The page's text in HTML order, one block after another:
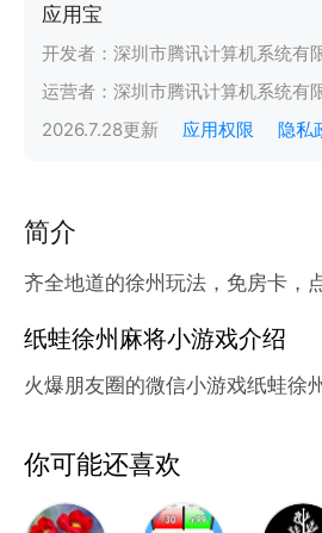
应用宝
开发者： 深圳市腾讯计算机系统有
运营者： 深圳市腾讯计算机系统有
2026.7.28更新 应用权限 隐私
简介
齐全地道的徐州玩法，免房卡，
纸蛙徐州麻将小游戏介绍
火爆朋友圈的微信小游戏纸蛙徐
应用宝为腾讯官方游戏平台，收
度精品小游戏。直接搜索或者在
你可能还喜欢